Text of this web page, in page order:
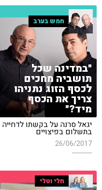
חמש בערב
"במדינה שכל
תושביה מחכים
לכסף הזוג נתניהו
צריך את הכסף
מיד?"
יגאל סרנה על בקשתו לדחייה
בתשלום בפיצויים
26/06/2017
חלי וטלי